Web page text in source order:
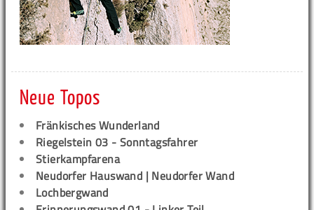
Neue Topos
Fränkisches Wunderland
Riegelstein 03 - Sonntagsfahrer
Stierkampfarena
Neudorfer Hauswand | Neudorfer Wand
Lochbergwand